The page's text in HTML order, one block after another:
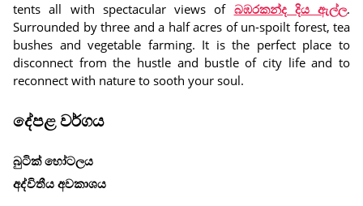
tents all with spectacular views of බඹරකන්ද දිය ඇල්ල.
Surrounded by three and a half acres of un-spoilt forest, tea
bushes and vegetable farming. It is the perfect place to
disconnect from the hustle and bustle of city life and to
reconnect with nature to sooth your soul.
දේපළ වර්ගය
බුටික් හෝටලය
අද්විතීය අවකාශය